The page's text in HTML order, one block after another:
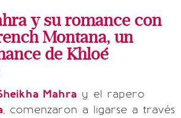
y su romance con
Montana, un
de Khloé
Mahra y el rapero
, comenzaron a ligarse a través